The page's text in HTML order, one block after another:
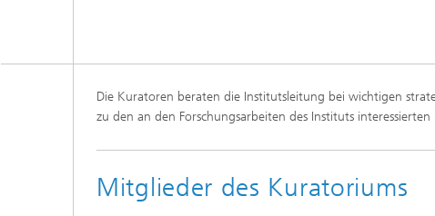
Die Kuratoren beraten die Institutsleitung bei wichtigen
zu den an den Forschungsarbeiten des Instituts interessierten
Mitglieder des Kuratoriums